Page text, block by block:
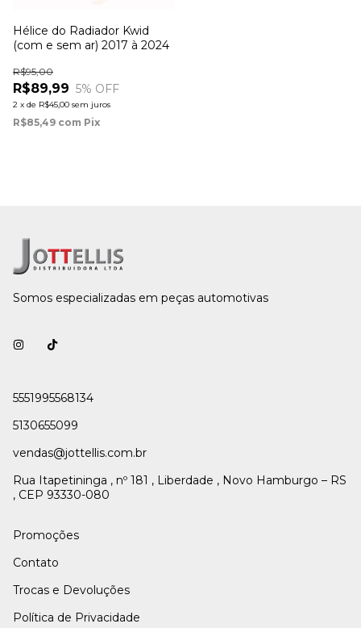
Hélice do Radiador Kwid
(com e sem ar) 2017 à 2024
R$89,99
R$95,00
5% OFF
2 x de R$45,00 sem juros
R$85,49 com Pix
Somos especializadas em peças automotivas
5551995568134
5130655099
vendas@jottellis.com.br
Rua Itapetininga , nº 181 , Liberdade , Novo Hamburgo – RS
, CEP 93330-080
Promoções
Contato
Trocas e Devoluções
Política de Privacidade